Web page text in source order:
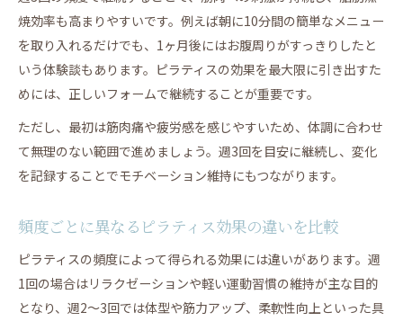
焼効率も高まりやすいです。例えば朝に10分間の簡単なメニュー
を取り入れるだけでも、1ヶ月後にはお腹周りがすっきりしたと
いう体験談もあります。ピラティスの効果を最大限に引き出すた
めには、正しいフォームで継続することが重要です。
ただし、最初は筋肉痛や疲労感を感じやすいため、体調に合わせ
て無理のない範囲で進めましょう。週3回を目安に継続し、変化
を記録することでモチベーション維持にもつながります。
頻度ごとに異なるピラティス効果の違いを比較
ピラティスの頻度によって得られる効果には違いがあります。週
1回の場合はリラクゼーションや軽い運動習慣の維持が主な目的
となり、週2〜3回では体型や筋力アップ、柔軟性向上といった具